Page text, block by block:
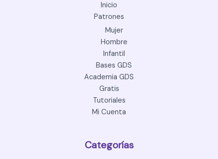
Inicio
Patrones
Mujer
Hombre
Infantil
Bases GDS
Academia GDS
Gratis
Tutoriales
Mi Cuenta
Categorías